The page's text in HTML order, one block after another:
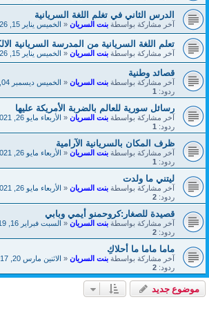
الدرس الثاني في تغلم اللغة السريانية
آخر مشاركة بواسطة بنت السريان « الخميس يناير 15, 2026 9:34 pm
تعلم اللغة السريانية من المدرسة السريانية
آخر مشاركة بواسطة بنت السريان « الخميس يناير 15, 2026 9:22 pm
قصائد وطنية
آخر مشاركة بواسطة بنت السريان « الخميس ديسمبر 04, 2025 6:20 pm
ردود: 1
رسائل سورية للعالم بالضربة الأمريكة عليها
آخر مشاركة بواسطة بنت السريان « الأربعاء مايو 26, 2021 10:10 pm
ردود: 1
ظرف المكان بالسريانية الآرامية
آخر مشاركة بواسطة بنت السريان « الأربعاء مايو 26, 2021 10:06 pm
ردود: 1
ليتني ما ولدت
آخر مشاركة بواسطة بنت السريان « الأربعاء مايو 26, 2021 10:02 pm
ردود: 2
قصيدة للصغار:كروحمنو أيمي وبابي
آخر مشاركة بواسطة بنت السريان « السبت فبراير 16, 2019 11:19 am
ردود: 2
ماما ماما ما أحلاكِ
آخر مشاركة بواسطة بنت السريان « الاثنين مارس 20, 2017 10:43 am
ردود: 2
موضوع جديد